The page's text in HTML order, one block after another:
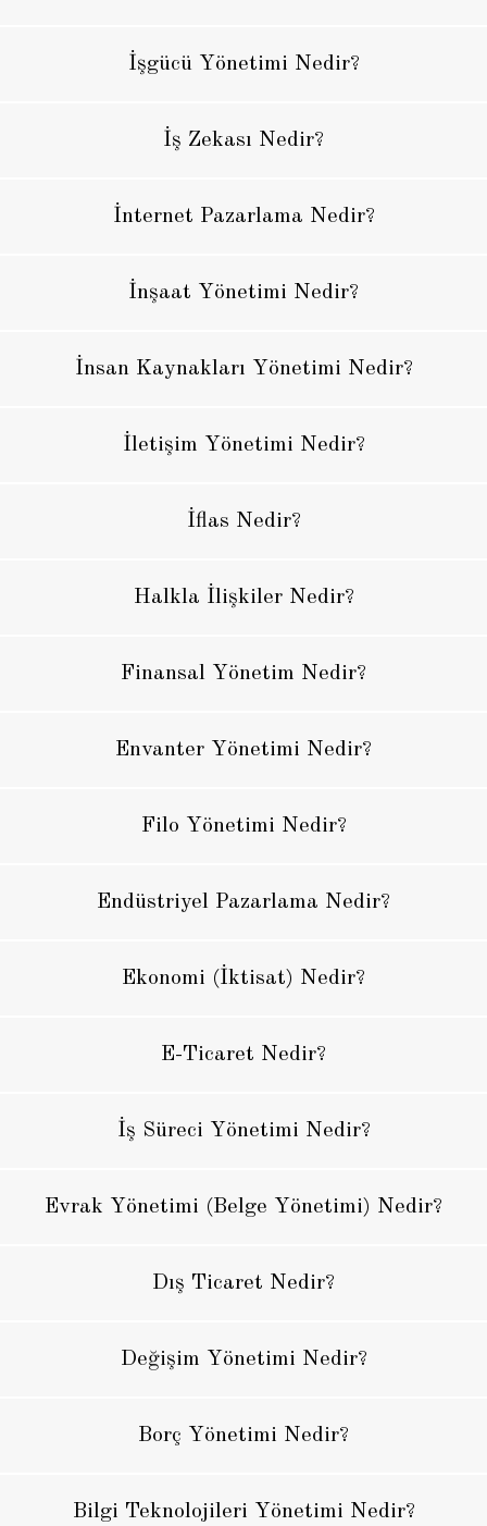
İşgücü Yönetimi Nedir?
İş Zekası Nedir?
İnternet Pazarlama Nedir?
İnşaat Yönetimi Nedir?
İnsan Kaynakları Yönetimi Nedir?
İletişim Yönetimi Nedir?
İflas Nedir?
Halkla İlişkiler Nedir?
Finansal Yönetim Nedir?
Envanter Yönetimi Nedir?
Filo Yönetimi Nedir?
Endüstriyel Pazarlama Nedir?
Ekonomi (İktisat) Nedir?
E-Ticaret Nedir?
İş Süreci Yönetimi Nedir?
Evrak Yönetimi (Belge Yönetimi) Nedir?
Dış Ticaret Nedir?
Değişim Yönetimi Nedir?
Borç Yönetimi Nedir?
Bilgi Teknolojileri Yönetimi Nedir?